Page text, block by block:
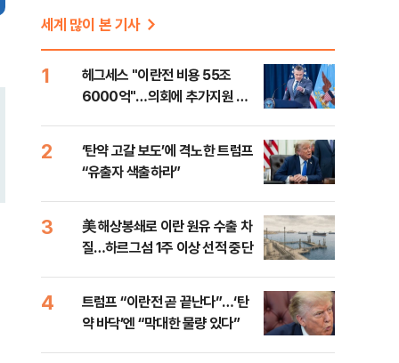
세계 많이 본 기사
1
헤그세스 "이란전 비용 55조
6000억"…의회에 추가지원 촉
2
‘탄약 고갈 보도’에 격노한 트럼프
“유출자 색출하라”
3
美 해상봉쇄로 이란 원유 수출 차
질…하르그섬 1주 이상 선적 중단
4
트럼프 “이란전 곧 끝난다”…‘탄
약 바닥’엔 “막대한 물량 있다”